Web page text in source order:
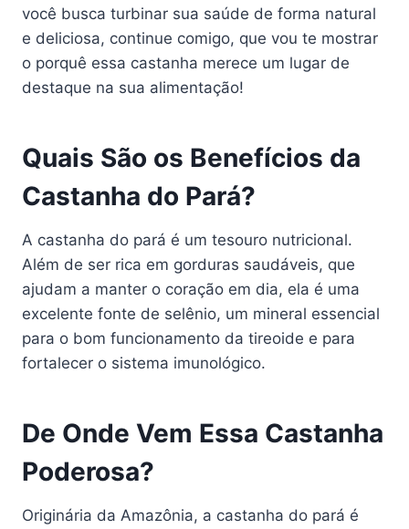
você busca turbinar sua saúde de forma natural
e deliciosa, continue comigo, que vou te mostrar
o porquê essa castanha merece um lugar de
destaque na sua alimentação!
Quais São os Benefícios da
Castanha do Pará?
A castanha do pará é um tesouro nutricional.
Além de ser rica em gorduras saudáveis, que
ajudam a manter o coração em dia, ela é uma
excelente fonte de selênio, um mineral essencial
para o bom funcionamento da tireoide e para
fortalecer o sistema imunológico.
De Onde Vem Essa Castanha
Poderosa?
Originária da Amazônia, a castanha do pará é